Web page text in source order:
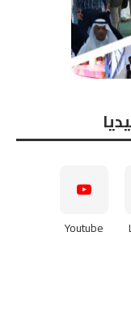
Youtube